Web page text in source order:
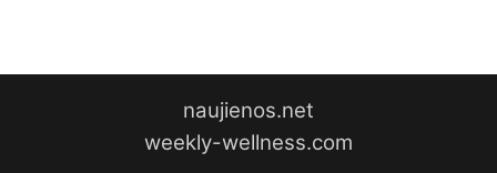
naujienos.net
weekly-wellness.com